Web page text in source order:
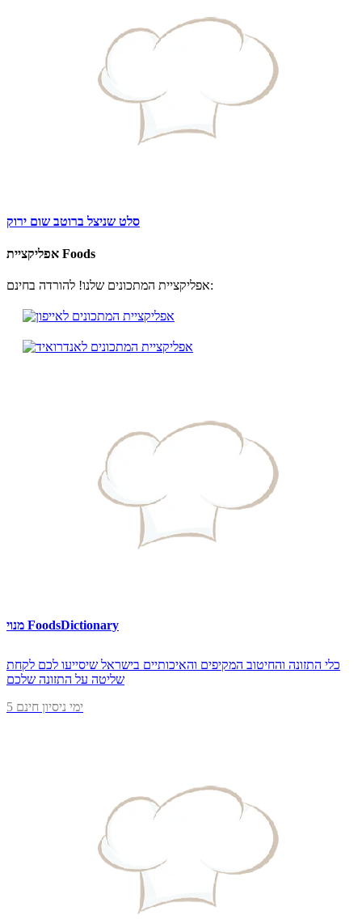
סלט שניצל ברוטב שום ירוק
אפליקציית Foods
אפליקציית המתכונים שלנו! להורדה בחינם:
מנוי FoodsDictionary
כלי התזונה והחיטוב המקיפים והאיכותיים בישראל שיסייעו לכם לקחת
שליטה על התזונה שלכם
5 ימי ניסיון חינם